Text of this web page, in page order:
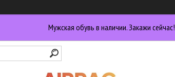
Мужская обувь в наличии. Закажи сейчас!